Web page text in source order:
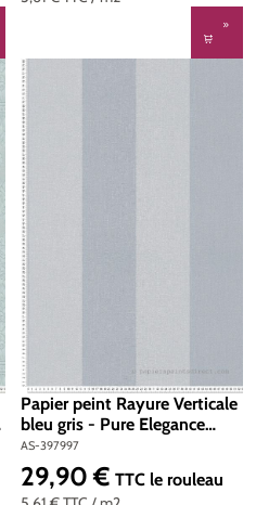
Papier peint Rayure Verticale
bleu gris - Pure Elegance
d'A.S. Création | Réf. AS-
397997
AS-397997
Prix régulier :
29,90 € TTC le rouleau